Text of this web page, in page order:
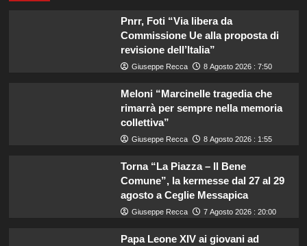
Pnrr, Foti “Via libera da
Commissione Ue alla proposta di
revisione dell’Italia”
Giuseppe Recca 8 Agosto 2026 : 7:50
Meloni “Marcinelle tragedia che
rimarrà per sempre nella memoria
collettiva”
Giuseppe Recca 8 Agosto 2026 : 1:55
Torna “La Piazza – Il Bene
Comune”, la kermesse dal 27 al 29
agosto a Ceglie Messapica
Giuseppe Recca 7 Agosto 2026 : 20:00
Papa Leone XIV ai giovani ad